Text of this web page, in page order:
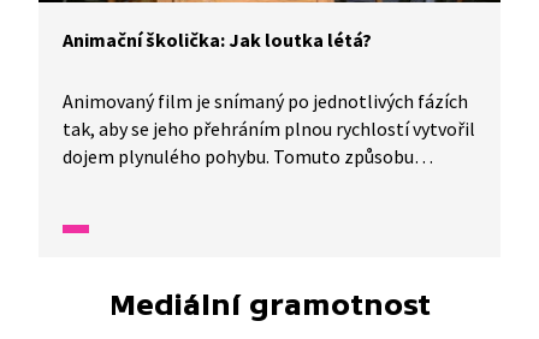
Animační školička: Jak loutka létá?
Animovaný film je snímaný po jednotlivých fázích
tak, aby se jeho přehráním plnou rychlostí vytvořil
dojem plynulého pohybu. Tomuto způsobu
Jak? Připravte si tužku, papír, jednoduché
animovaný film.
Mediální gramotnost